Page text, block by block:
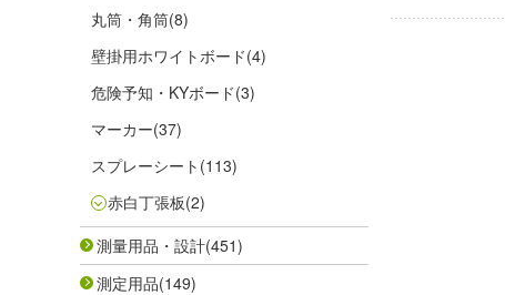
丸筒・角筒(8)
壁掛用ホワイトボード(4)
危険予知・KYボード(3)
マーカー(37)
スプレーシート (113)
赤白丁張板(2)
測量用品・設計(451)
測定用品(149)